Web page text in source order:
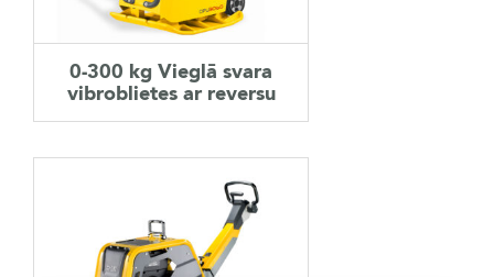
AKSESUĀRI
LIETOTĀ TEHNIKA
KARJERA
PAR MUMS
0-300 kg Vieglā svara
vibroblietes ar reversu